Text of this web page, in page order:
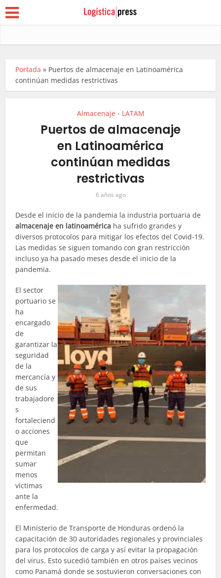
Portada » Puertos de almacenaje en Latinoamérica
continúan medidas restrictivas
Almacenaje • LATAM
Puertos de almacenaje
en Latinoamérica
continúan medidas
restrictivas
6 años ago
Desde el inicio de la pandemia la industria portuaria de
almacenaje en latinoamérica ha sufrido grandes y
diversos protocolos para mitigar los efectos del Covid-19.
Las medidas se siguen tomando con gran restricción
incluso ya ha pasado meses desde el inicio de la
pandemia.
El sector
portuario se
ha
encargado
de
garantizar la
seguridad
de la
mercancía y
de sus
trabajadore
s
fortaleciend
o acciones
que
permitan
sumar
menos
víctimas
ante la
enfermedad.
El Ministerio de Transporte de Honduras ordenó la
capacitación de 30 autoridades regionales y provinciales
para los protocolos de carga y así evitar la propagación
del virus. Esto sucedió también en otros países vecinos
como Panamá donde se sostuvieron conversaciones con